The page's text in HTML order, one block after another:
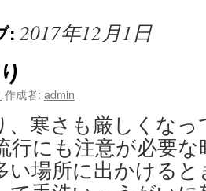
: 2017年12月1日
作成者: admin
、寒さも厳しくな
行にも注意が必要
い場所に出かける